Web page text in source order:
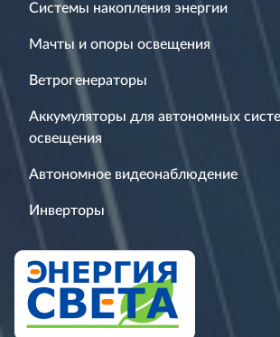
Системы накопления энергии
Мачты и опоры освещения
Ветрогенераторы
Аккумуляторы для автономных
освещения
Автономное видеонаблюдение
Инверторы